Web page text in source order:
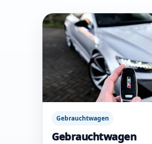
Gebrauchtwagen
Gebrauchtwagen